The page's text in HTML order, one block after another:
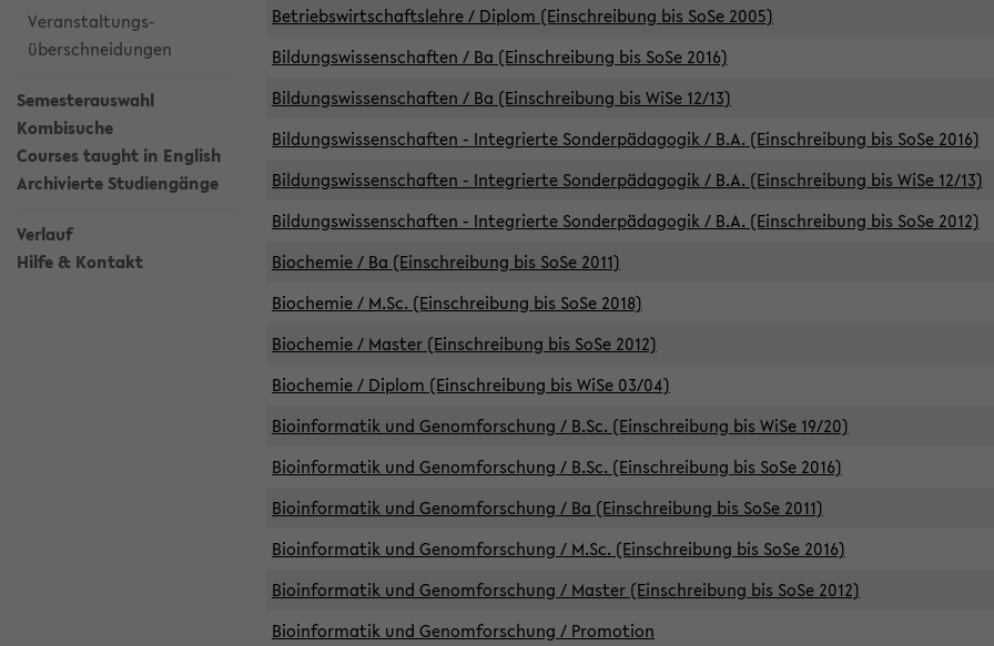
Veranstaltungs-
überschneidungen
Semesterauswahl
Kombisuche
Courses taught in English
Archivierte Studiengänge
Verlauf
Hilfe & Kontakt
Betriebswirtschaftslehre / Diplom (Einschreibung bis SoSe 2005)
Bildungswissenschaften / Ba (Einschreibung bis SoSe 2016)
Bildungswissenschaften / Ba (Einschreibung bis WiSe 12/13)
Bildungswissenschaften - Integrierte Sonderpädagogik / B.A. (Einschreibung bis SoSe 2016)
Bildungswissenschaften - Integrierte Sonderpädagogik / B.A. (Einschreibung bis WiSe 12/13)
Bildungswissenschaften - Integrierte Sonderpädagogik / B.A. (Einschreibung bis SoSe 2012)
Biochemie / Ba (Einschreibung bis SoSe 2011)
Biochemie / M.Sc. (Einschreibung bis SoSe 2018)
Biochemie / Master (Einschreibung bis SoSe 2012)
Biochemie / Diplom (Einschreibung bis WiSe 03/04)
Bioinformatik und Genomforschung / B.Sc. (Einschreibung bis WiSe 19/20)
Bioinformatik und Genomforschung / B.Sc. (Einschreibung bis SoSe 2016)
Bioinformatik und Genomforschung / Ba (Einschreibung bis SoSe 2011)
Bioinformatik und Genomforschung / M.Sc. (Einschreibung bis SoSe 2016)
Bioinformatik und Genomforschung / Master (Einschreibung bis SoSe 2012)
Bioinformatik und Genomforschung / Promotion